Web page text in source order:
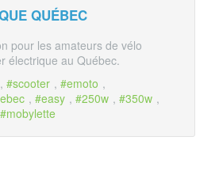
QUÉBEC
pour les amateurs de vélo
électrique au Québec.
, #scooter , #emoto ,
, #easy , #250w , #350w ,
#mobylette